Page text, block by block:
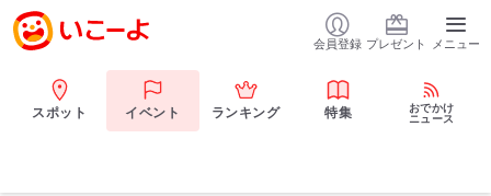
会員登録 プレゼント メニュー
スポット イベント ランキング 特集
おでかけ
ニュース